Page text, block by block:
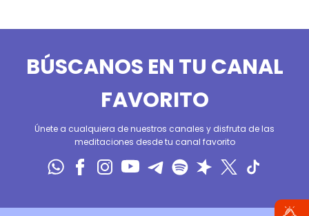
BÚSCANOS EN TU CANAL
FAVORITO
Únete a cualquiera de nuestros canales y disfruta de las
meditaciones desde tu canal favorito